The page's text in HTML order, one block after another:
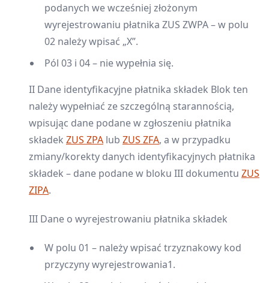
podanych we wcześniej złożonym
wyrejestrowaniu płatnika ZUS ZWPA – w polu
02 należy wpisać „X”.
Pól 03 i 04 – nie wypełnia się.
II Dane identyfikacyjne płatnika składek Blok ten
należy wypełniać ze szczególną starannością,
wpisując dane podane w zgłoszeniu płatnika
składek ZUS ZPA lub ZUS ZFA, a w przypadku
zmiany/korekty danych identyfikacyjnych płatnika
składek – dane podane w bloku III dokumentu ZUS
ZIPA.
III Dane o wyrejestrowaniu płatnika składek
W polu 01 – należy wpisać trzyznakowy kod
przyczyny wyrejestrowania1.